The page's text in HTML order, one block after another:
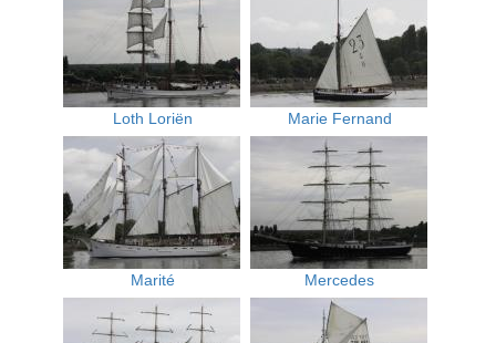
Loth Loriën Marie Fernand
Marité Mercedes